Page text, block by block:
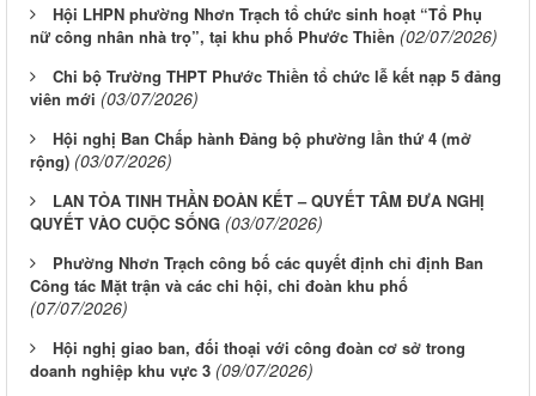
Hội LHPN phường Nhơn Trạch tổ chức sinh hoạt “Tổ Phụ
nữ công nhân nhà trọ”, tại khu phố Phước Thiền (02/07/2026)
Chi bộ Trường THPT Phước Thiền tổ chức lễ kết nạp 5 đảng
viên mới (03/07/2026)
Hội nghị Ban Chấp hành Đảng bộ phường lần thứ 4 (mở
rộng) (03/07/2026)
LAN TỎA TINH THẦN ĐOÀN KẾT – QUYẾT TÂM ĐƯA NGHỊ
QUYẾT VÀO CUỘC SỐNG (03/07/2026)
Phường Nhơn Trạch công bố các quyết định chỉ định Ban
Công tác Mặt trận và các chi hội, chi đoàn khu phố
(07/07/2026)
Hội nghị giao ban, đối thoại với công đoàn cơ sở trong
doanh nghiệp khu vực 3 (09/07/2026)